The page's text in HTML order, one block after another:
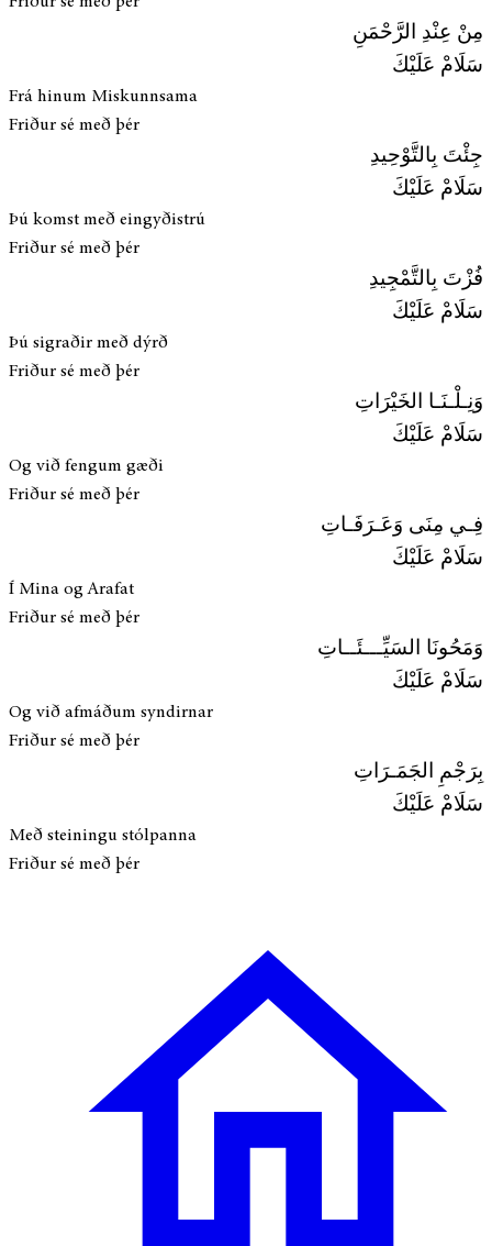
مِنْ عِنْدِ الرَّحْمَنِ
سَلَامْ عَلَيْكَ
Frá hinum Miskunnsama
Friður sé með þér
جِئْتَ بِالتَّوْحِيدِ
سَلَامْ عَلَيْكَ
Þú komst með eingyðistrú
Friður sé með þér
فُزْتَ بِالتَّمْجِيدِ
سَلَامْ عَلَيْكَ
Þú sigraðir með dýrð
Friður sé með þér
وَنِـلْـنَـا الخَيْرَاتِ
سَلَامْ عَلَيْكَ
Og við fengum gæði
Friður sé með þér
فِـي مِنَى وَعَـرَفَـاتِ
سَلَامْ عَلَيْكَ
Í Mina og Arafat
Friður sé með þér
وَمَحُونَا السَيِّـــئَــاتِ
سَلَامْ عَلَيْكَ
Og við afmáðum syndirnar
Friður sé með þér
بِرَجْمِ الجَمَـرَاتِ
سَلَامْ عَلَيْكَ
Með steiningu stólpanna
Friður sé með þér